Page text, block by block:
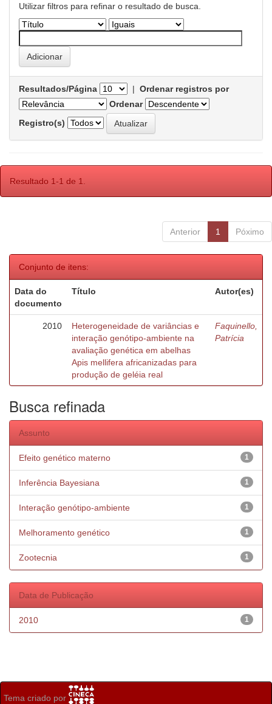
Utilizar filtros para refinar o resultado de busca.
Resultados/Página | Ordenar registros por
Ordenar
Registro(s)
Resultado 1-1 de 1.
Anterior 1 Póximo
Conjunto de itens:
Data do
documento
Título Autor(es)
2010
Heterogeneidade de variâncias e
interação genótipo-ambiente na
avaliação genética em abelhas
Apis mellifera africanizadas para
produção de geléia real
Faquinello,
Patrícia
Busca refinada
Assunto
1
Efeito genético materno
1
Inferência Bayesiana
1
Interação genótipo-ambiente
1
Melhoramento genético
1
Zootecnia
Data de Publicação
1
2010
Tema criado por